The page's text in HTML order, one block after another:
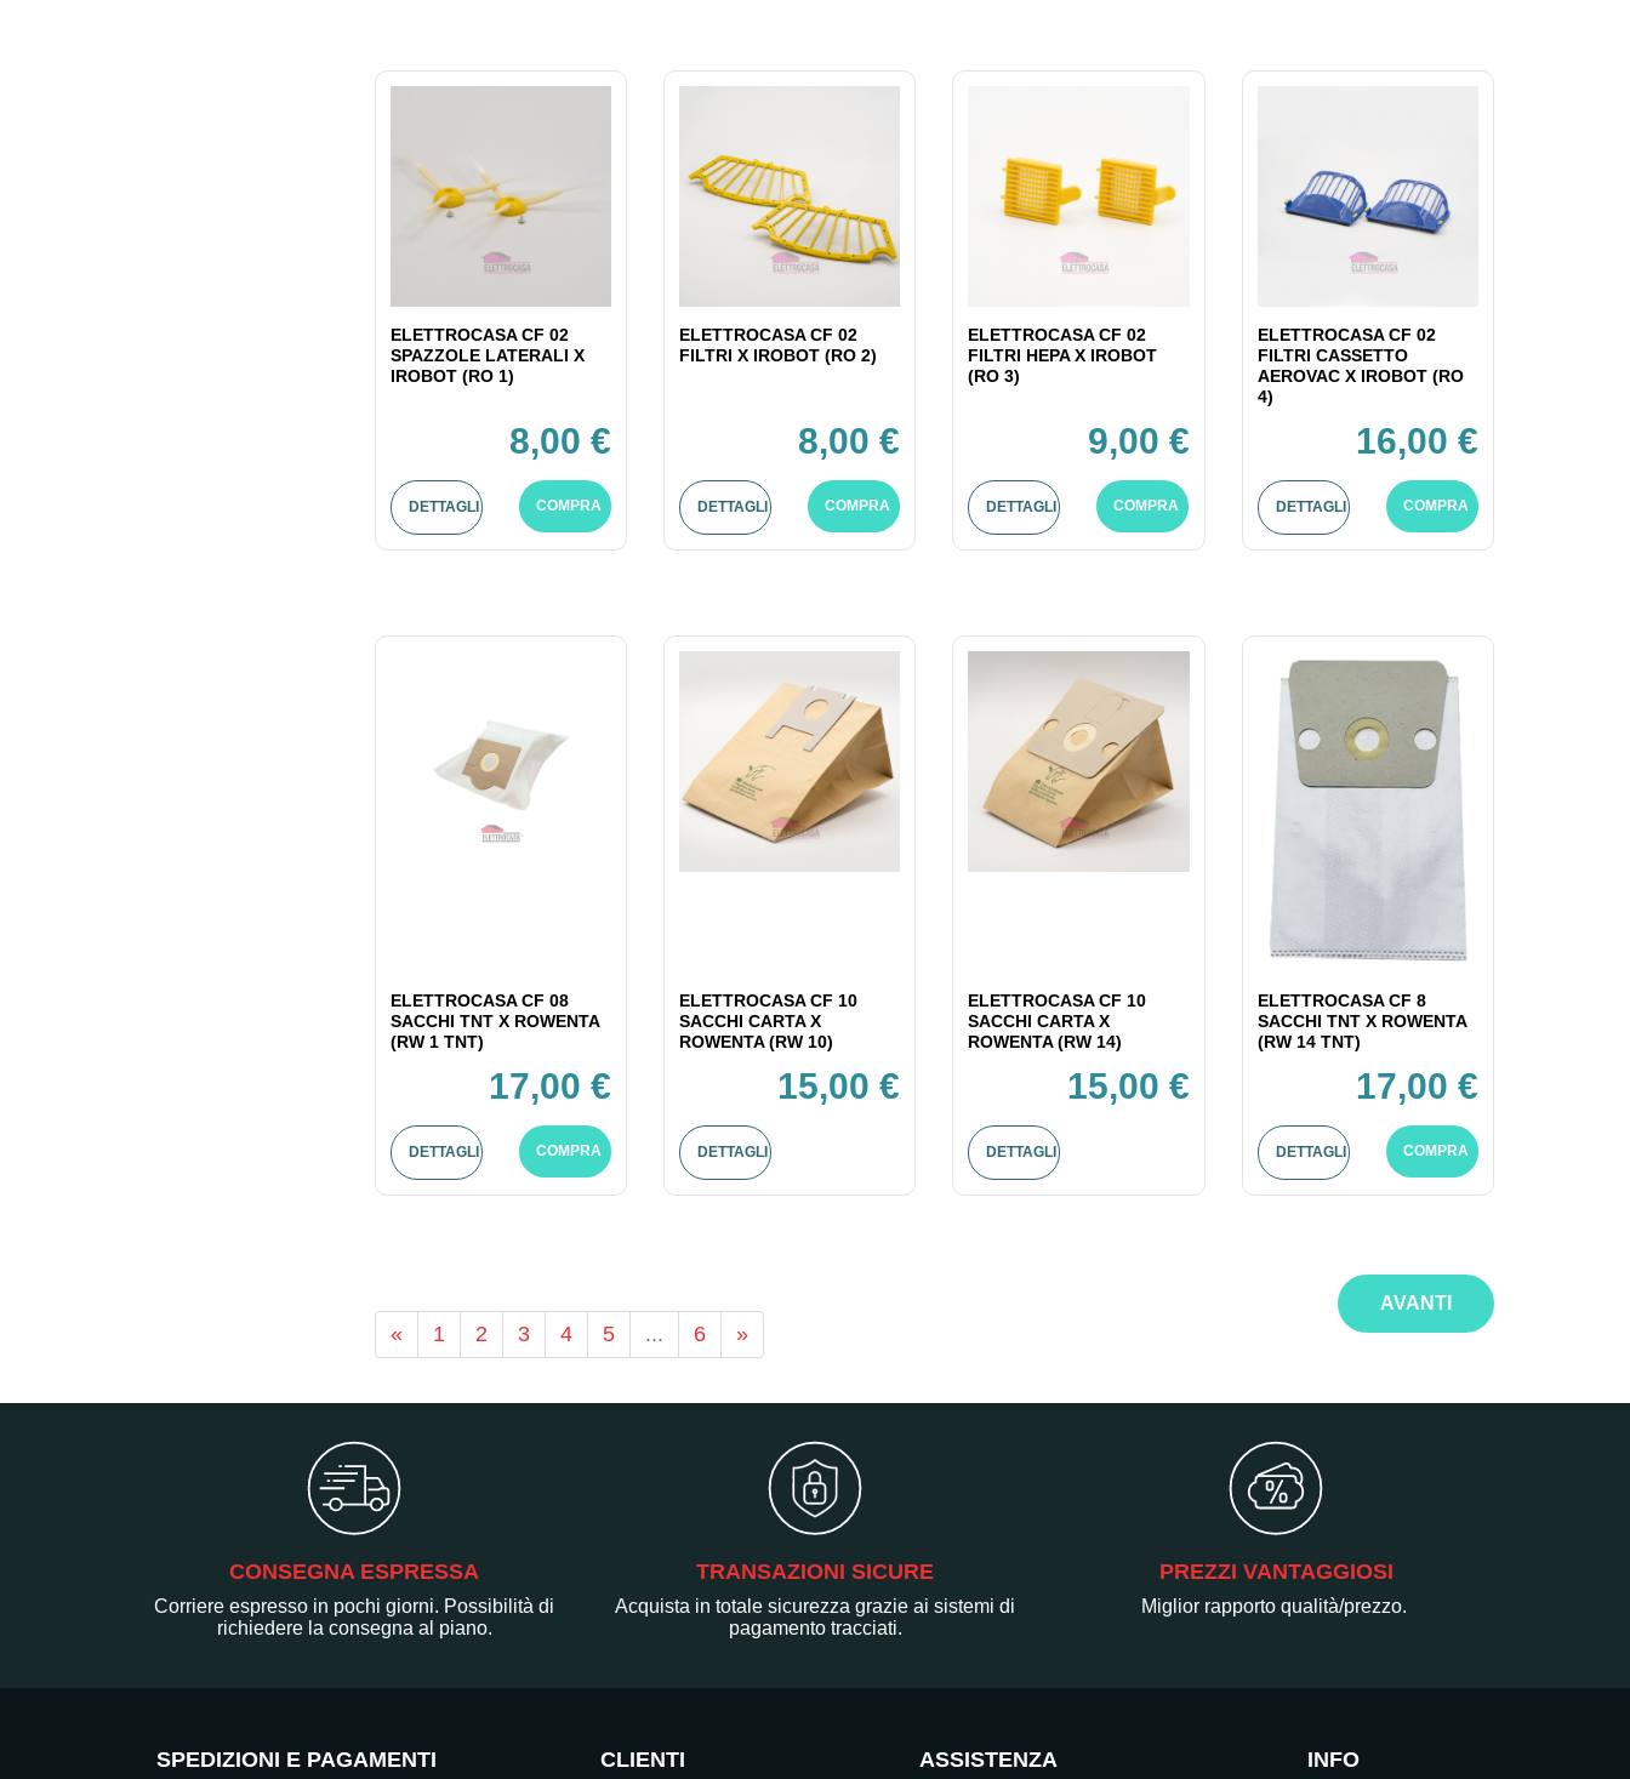
ELETTROCASA CF 02
SPAZZOLE LATERALI X
IROBOT (RO 1)
8,00 €
DETTAGLI COMPRA
ELETTROCASA CF 02
FILTRI X IROBOT (RO 2)
8,00 €
DETTAGLI COMPRA
ELETTROCASA CF 02
FILTRI HEPA X IROBOT
(RO 3)
9,00 €
DETTAGLI COMPRA
ELETTROCASA CF 02
FILTRI CASSETTO
AEROVAC X IROBOT (RO
4)
16,00 €
DETTAGLI COMPRA
ELETTROCASA CF 08
SACCHI TNT X ROWENTA
(RW 1 TNT)
17,00 €
DETTAGLI COMPRA
ELETTROCASA CF 10
SACCHI CARTA X
ROWENTA (RW 10)
15,00 €
DETTAGLI
ELETTROCASA CF 10
SACCHI CARTA X
ROWENTA (RW 14)
15,00 €
DETTAGLI
ELETTROCASA CF 8
SACCHI TNT X ROWENTA
(RW 14 TNT)
17,00 €
DETTAGLI COMPRA
« 1 2 3 4 5 ... 6 »
AVANTI
CONSEGNA ESPRESSA
Corriere espresso in pochi giorni. Possibilità di
richiedere la consegna al piano.
TRANSAZIONI SICURE
Acquista in totale sicurezza grazie ai sistemi di
pagamento tracciati.
PREZZI VANTAGGIOSI
Miglior rapporto qualità/prezzo.
SPEDIZIONI E PAGAMENTI CLIENTI ASSISTENZA INFO